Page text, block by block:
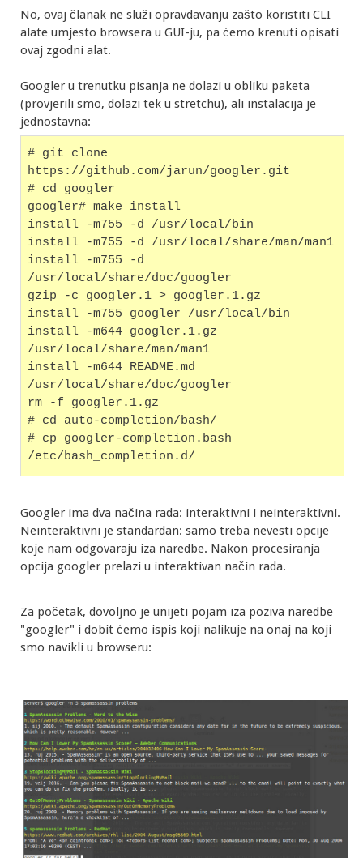
No, ovaj članak ne služi opravdavanju zašto koristiti CLI
alate umjesto browsera u GUI-ju, pa ćemo krenuti opisati
ovaj zgodni alat.
Googler u trenutku pisanja ne dolazi u obliku paketa
(provjerili smo, dolazi tek u stretchu), ali instalacija je
jednostavna:
# git clone
https://github.com/jarun/googler.git
# cd googler
googler# make install
install -m755 -d /usr/local/bin
install -m755 -d /usr/local/share/man/man1
install -m755 -d
/usr/local/share/doc/googler
gzip -c googler.1 > googler.1.gz
install -m755 googler /usr/local/bin
install -m644 googler.1.gz
/usr/local/share/man/man1
install -m644 README.md
/usr/local/share/doc/googler
rm -f googler.1.gz
# cd auto-completion/bash/
# cp googler-completion.bash
/etc/bash_completion.d/
Googler ima dva načina rada: interaktivni i neinteraktivni.
Neinteraktivni je standardan: samo treba nevesti opcije
koje nam odgovaraju iza naredbe. Nakon procesiranja
opcija googler prelazi u interaktivan način rada.
Za početak, dovoljno je unijeti pojam iza poziva naredbe
"googler" i dobit ćemo ispis koji nalikuje na onaj na koji
smo navikli u browseru: